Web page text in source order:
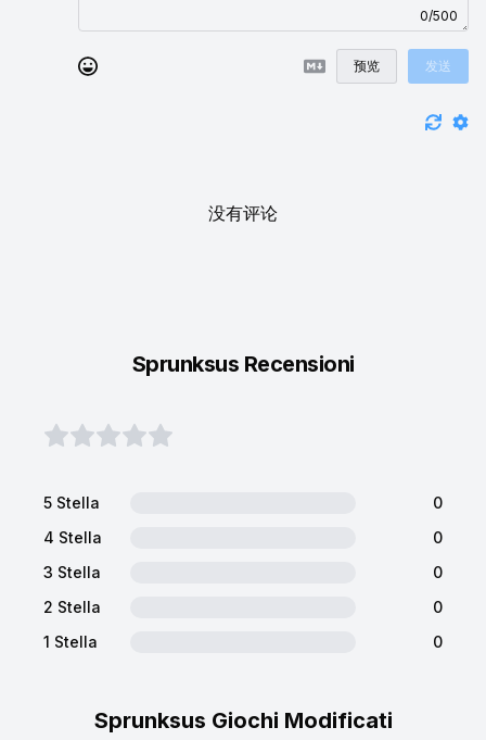
0/500
预览 发送
没有评论
Sprunksus Giochi Modificati
Sprunksus Recensioni
5 Stella
0
4 Stella
0
3 Stella
0
2 Stella
0
1 Stella
0